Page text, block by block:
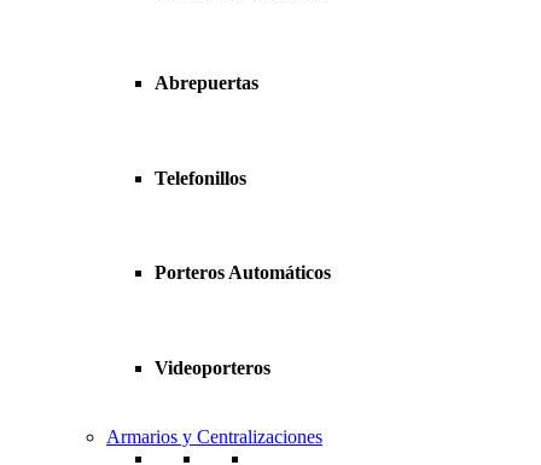
Abrepuertas
Telefonillos
Porteros Automáticos
Videoporteros
Armarios y Centralizaciones